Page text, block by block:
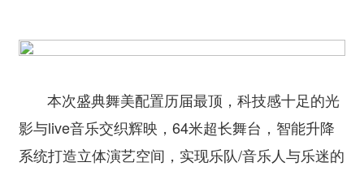
本次盛典舞美配置历届最顶，科技感十足的光
影与live音乐交织辉映，64米超长舞台，智能升降
系统打造立体演艺空间，实现乐队/音乐人与乐迷的